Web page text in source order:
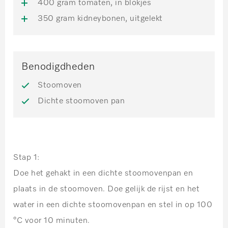
400 gram tomaten, in blokjes
350 gram kidneybonen, uitgelekt
Benodigdheden
Stoomoven
Dichte stoomoven pan
Stap 1:
Doe het gehakt in een dichte stoomovenpan en
plaats in de stoomoven. Doe gelijk de rijst en het
water in een dichte stoomovenpan en stel in op 100
°C voor 10 minuten.